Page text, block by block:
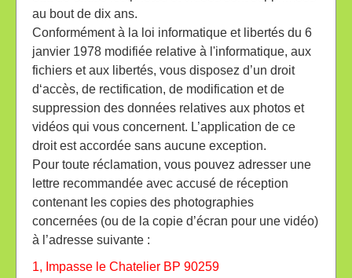
au bout de dix ans.
Conformément à la loi informatique et libertés du 6
janvier 1978 modifiée relative à l'informatique, aux
fichiers et aux libertés, vous disposez d’un droit
d‘accès, de rectification, de modification et de
suppression des données relatives aux photos et
vidéos qui vous concernent. L’application de ce
droit est accordée sans aucune exception.
Pour toute réclamation, vous pouvez adresser une
lettre recommandée avec accusé de réception
contenant les copies des photographies
concernées (ou de la copie d’écran pour une vidéo)
à l’adresse suivante :
1, Impasse le Chatelier BP 90259